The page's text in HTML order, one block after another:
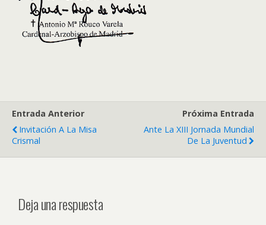
Entrada Anterior
Invitación A La Misa
Crismal
Próxima Entrada
Ante La XIII Jornada Mundial
De La Juventud
Deja una respuesta